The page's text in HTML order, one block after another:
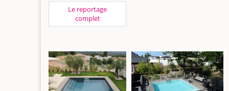
Le reportage
complet